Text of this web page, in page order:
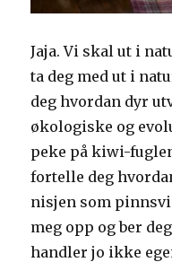
Jaja. Vi skal ut i
ta deg med ut i
deg hvordan dyr
økologiske og
peke på kiwi-
fortelle deg
nisjen som
meg opp og ber
handler jo ikke